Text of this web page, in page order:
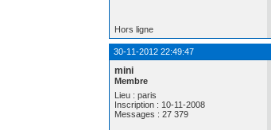
Hors ligne
30-11-2012 22:49:47
mini
Membre
Lieu : paris
Inscription : 10-11-2008
Messages : 27 379